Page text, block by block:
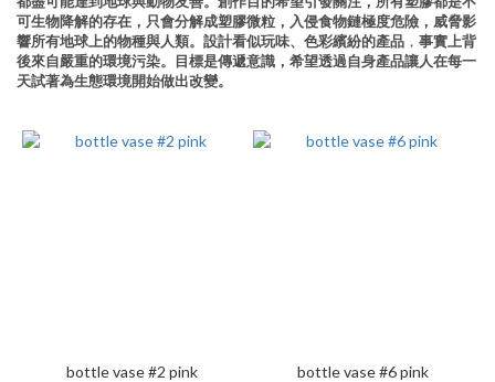
可生物降解的存在， 只會分解成塑膠微粒， 入侵食物鏈極度危險， 威脅影
響所有地球上的物種與人類。 設計看似玩味、色彩繽紛的產品 ， 事實上背
後來自嚴重的環境污染。
目標是傳遞意識，希望透過自身產品讓人在每一
天試著為生態環境開始做出改變。
bottle vase #2 pink bottle vase #6 pink